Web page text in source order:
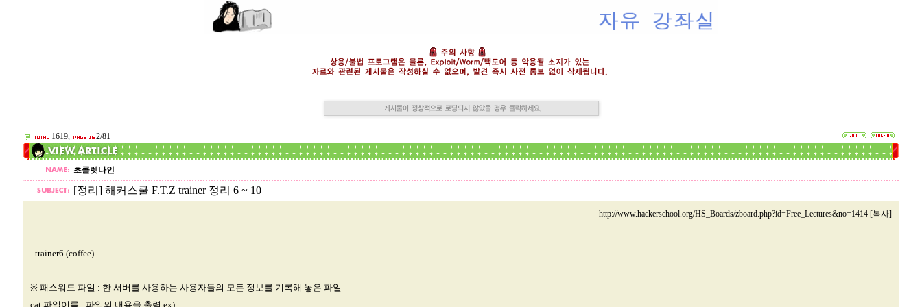
1619, 2/81
초콜렛나인
[정리] 해커스쿨 F.T.Z trainer 정리 6 ~ 10
http://www.hackerschool.org/HS_Boards/zboard.php?id=Free_Lectures&no=1414 [복사]
- trainer6 (coffee)
※ 패스워드 파일 : 한 서버를 사용하는 사용자들의 모든 정보를 기록해 놓은 파일
cat 파일이름 : 파일의 내용을 출력 ex)